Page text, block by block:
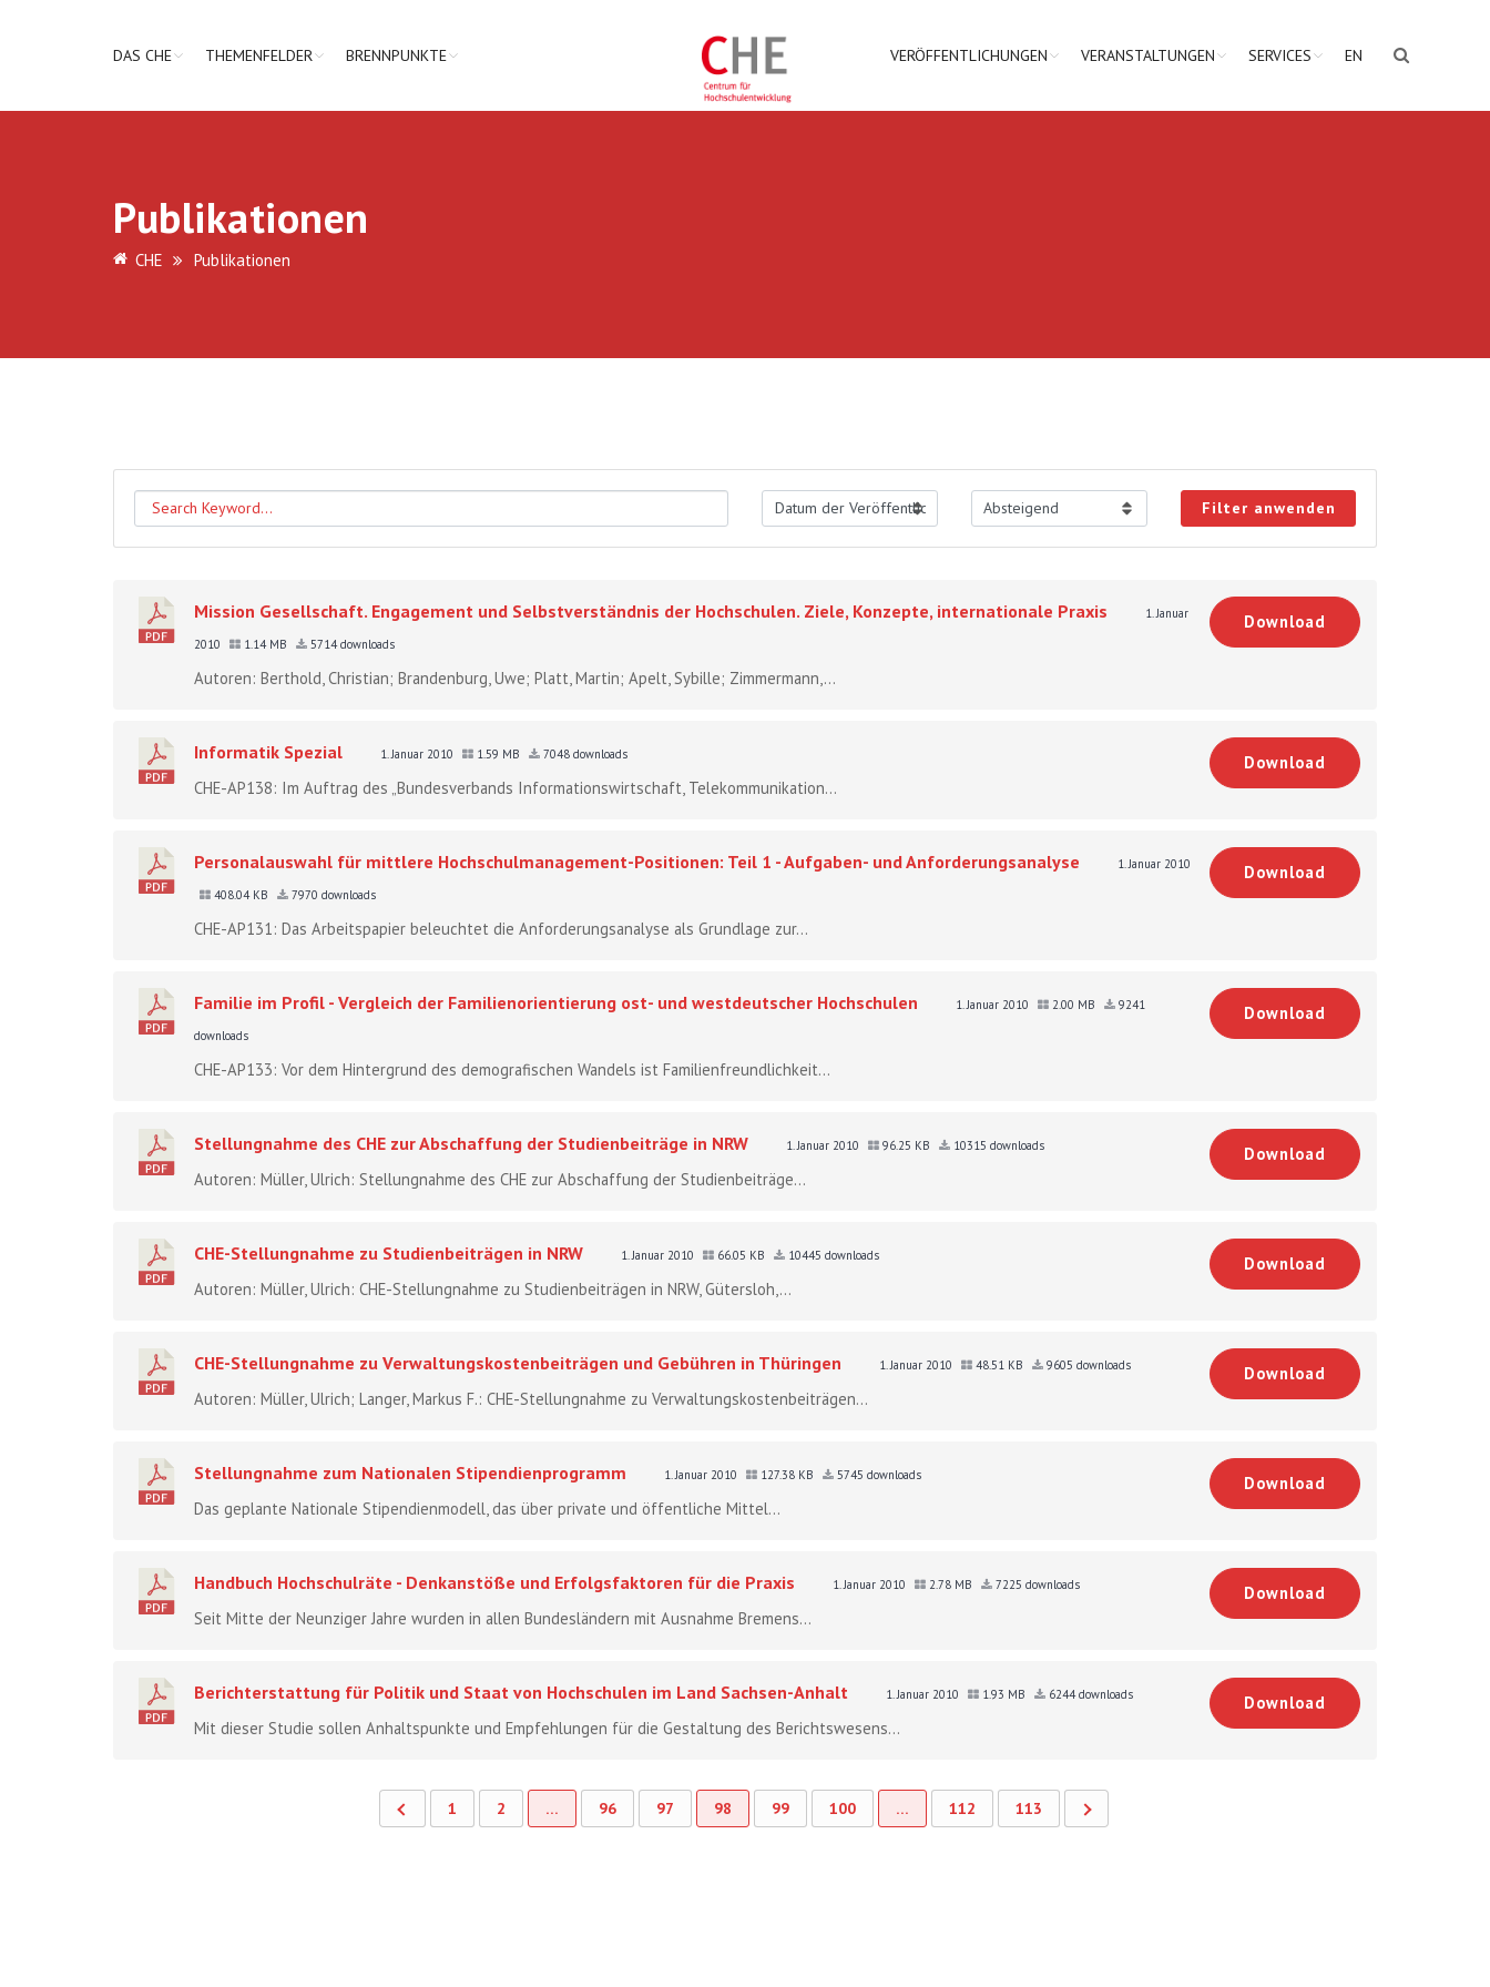
DAS CHE THEMENFELDER BRENNPUNKTE VERÖFFENTLICHUNGEN VERANSTALTUNGEN SERVICES EN
Publikationen
CHE Publikationen
Filter anwenden
Mission Gesellschaft. Engagement und Selbstverständnis der Hochschulen. Ziele, Konzepte, internationale Praxis
1. Januar
2010
1.14 MB 5714 downloads
Autoren: Berthold, Christian; Brandenburg, Uwe; Platt, Martin; Apelt, Sybille; Zimmermann,...
Download
Informatik Spezial 1. Januar 2010 1.59 MB 7048 downloads
CHE-AP138: Im Auftrag des „Bundesverbands Informationswirtschaft, Telekommunikation...
Download
Personalauswahl für mittlere Hochschulmanagement-Positionen: Teil 1 - Aufgaben- und Anforderungsanalyse
1. Januar 2010
408.04 KB
7970 downloads
CHE-AP131: Das Arbeitspapier beleuchtet die Anforderungsanalyse als Grundlage zur...
Download
Familie im Profil - Vergleich der Familienorientierung ost- und westdeutscher Hochschulen 1. Januar 2010 2.00 MB
9241
downloads
CHE-AP133: Vor dem Hintergrund des demografischen Wandels ist Familienfreundlichkeit...
Download
Stellungnahme des CHE zur Abschaffung der Studienbeiträge in NRW 1. Januar 2010 96.25 KB 10315 downloads
Autoren: Müller, Ulrich: Stellungnahme des CHE zur Abschaffung der Studienbeiträge...
Download
CHE-Stellungnahme zu Studienbeiträgen in NRW 1. Januar 2010 66.05 KB 10445 downloads
Autoren: Müller, Ulrich: CHE-Stellungnahme zu Studienbeiträgen in NRW, Gütersloh,...
Download
CHE-Stellungnahme zu Verwaltungskostenbeiträgen und Gebühren in Thüringen 1. Januar 2010 48.51 KB 9605 downloads
Autoren: Müller, Ulrich; Langer, Markus F.: CHE-Stellungnahme zu Verwaltungskostenbeiträgen...
Download
Stellungnahme zum Nationalen Stipendienprogramm 1. Januar 2010 127.38 KB 5745 downloads
Das geplante Nationale Stipendienmodell, das über private und öffentliche Mittel...
Download
Handbuch Hochschulräte - Denkanstöße und Erfolgsfaktoren für die Praxis 1. Januar 2010 2.78 MB 7225 downloads
Seit Mitte der Neunziger Jahre wurden in allen Bundesländern mit Ausnahme Bremens...
Download
Berichterstattung für Politik und Staat von Hochschulen im Land Sachsen-Anhalt 1. Januar 2010 1.93 MB 6244 downloads
Mit dieser Studie sollen Anhaltspunkte und Empfehlungen für die Gestaltung des Berichtswesens...
Download
1 2 … 96 97 98 99 100 … 112 113